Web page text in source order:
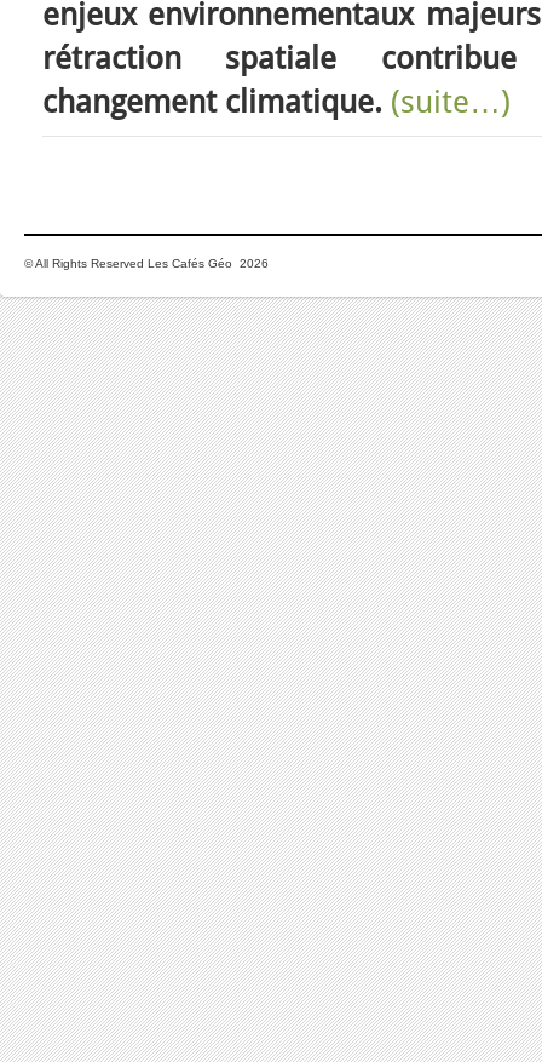
enjeux environnementaux
rétraction spatiale
changement climatique. (suite…)
© All Rights Reserved Les Cafés Géo 2026